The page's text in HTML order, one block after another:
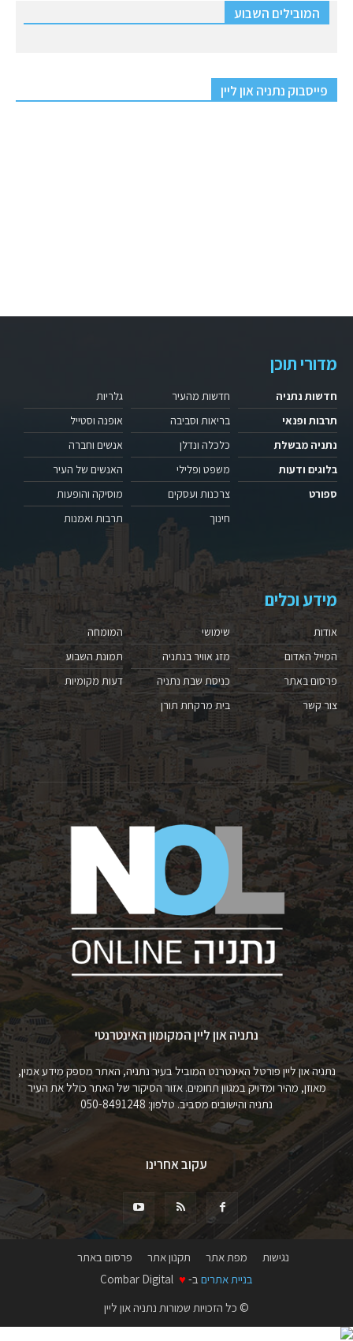
המובילים השבוע
פייסבוק נתניה און ליין
מדורי תוכן
חדשות נתניה
תרבות ופנאי
נתניה מבשלת
בלוגים ודעות
ספורט
חדשות מהעיר
בריאות וסביבה
כלכלה ונדלן
משפט ופלילי
צרכנות ועסקים
חינוך
גלריות
אופנה וסטייל
אנשים וחברה
האנשים של העיר
מוסיקה והופעות
תרבות ואמנות
מידע וכלים
אודות
המייל האדום
פרסום באתר
צור קשר
שימושי
מזג אוויר בנתניה
כניסת שבת נתניה
בית מרקחת תורן
המומחה
תמונת השבוע
דעות מקומיות
נתניה און ליין המקומון האינטרנטי
נתניה און ליין פורטל האינטרנט המוביל בעיר נתניה, האתר מספק מידע אמין,
מאוזן, מהיר ומדויק במגוון תחומים. אזור הסיקור של האתר כולל את העיר
נתניה והישובים מסביב. טלפון: 050-8491248
עקוב אחרינו
נגישות מפת אתר תקנון אתר
פרסום באתר
בניית אתרים ב- ♥
© כל הזכויות שמורות נתניה און ליין